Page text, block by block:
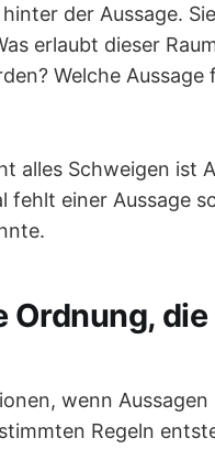
der Aussage.
erlaubt dieser
Welche
alles Schweigen ist
einer Aussage
Ordnung,
wenn
Regeln